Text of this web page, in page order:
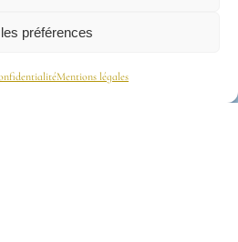
préférences
Mentions légales